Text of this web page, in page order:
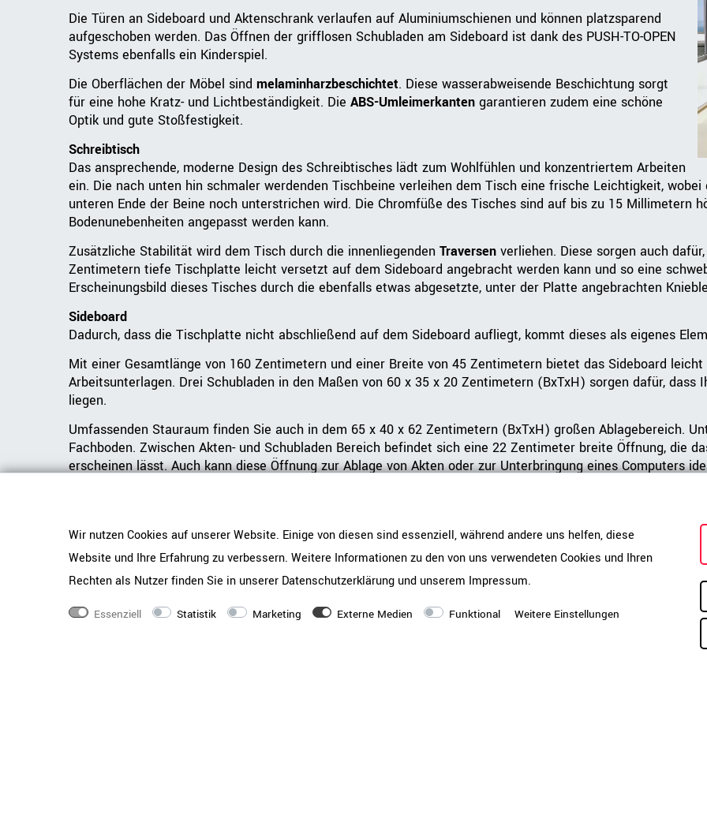
Die Türen an Sideboard und Aktenschrank verlaufen auf Aluminiumschienen und können platzsparend
aufgeschoben werden. Das Öffnen der grifflosen Schubladen am Sideboard ist dank des PUSH-TO-OPEN
Systems ebenfalls ein Kinderspiel.
Die Oberflächen der Möbel sind melaminharzbeschichtet. Diese wasserabweisende Beschichtung sorgt
für eine hohe Kratz- und Lichtbeständigkeit. Die ABS-Umleimerkanten garantieren zudem eine schöne
Optik und gute Stoßfestigkeit.
Schreibtisch
Das ansprechende, moderne Design des Schreibtisches lädt zum Wohlfühlen und konzentriertem Arbeiten
ein. Die nach unten hin schmaler werdenden Tischbeine verleihen dem Tisch eine frische Leichtigkeit,
unteren Ende der Beine noch unterstrichen wird. Die Chromfüße des Tisches sind auf bis zu 15 Millimetern
Bodenunebenheiten angepasst werden kann.
Zusätzliche Stabilität wird dem Tisch durch die innenliegenden Traversen verliehen. Diese sorgen auch
Zentimetern tiefe Tischplatte leicht versetzt auf dem Sideboard angebracht werden kann und so eine
Erscheinungsbild dieses Tisches durch die ebenfalls etwas abgesetzte, unter der Platte angebrachten
Sideboard
Dadurch, dass die Tischplatte nicht abschließend auf dem Sideboard aufliegt, kommt dieses als eigenes
Mit einer Gesamtlänge von 160 Zentimetern und einer Breite von 45 Zentimetern bietet das Sideboard
Arbeitsunterlagen. Drei Schubladen in den Maßen von 60 x 35 x 20 Zentimetern (BxTxH) sorgen dafür,
liegen.
Umfassenden Stauraum finden Sie auch in dem 65 x 40 x 62 Zentimetern (BxTxH) großen Ablagebereich.
Fachboden. Zwischen Akten- und Schubladen Bereich befindet sich eine 22 Zentimeter breite Öffnung, die
erscheinen lässt. Auch kann diese Öffnung zur Ablage von Akten oder zur Unterbringung eines Computers
zwei flexibel einlegbaren Fachböden bieten Ihnen die Schiebetürenschränke sowohl für kleine als auch
Aufbewahrungsmöglichkeiten.
Unterlagen können mit dem hochwertigen 2-Punkt-Schließsystem, der durchgehenden Schließstange und
Wir nutzen Cookies auf unserer Website. Einige von diesen sind essenziell, während andere uns helfen, diese
Website und Ihre Erfahrung zu verbessern. Weitere Informationen zu den von uns verwendeten Cookies und Ihren
Rechten als Nutzer finden Sie in unserer Daten­schutz­erklärung und unserem Impressum.
Essenziell Statistik Marketing Externe Medien Funktional Weitere Einstellungen